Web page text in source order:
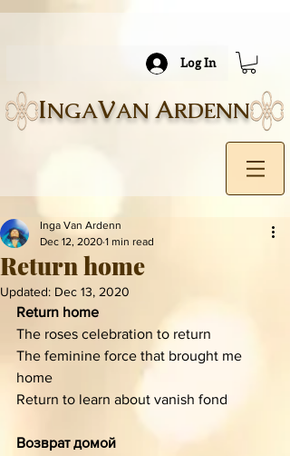
Log In
INGAVAN ARDENN
Return home
Inga Van Ardenn
Dec 12, 2020 1 min read
Updated: Dec 13, 2020
Return home
The roses celebration to return
The feminine force that brought me
home
Return to learn about vanish fond
Возврат домой